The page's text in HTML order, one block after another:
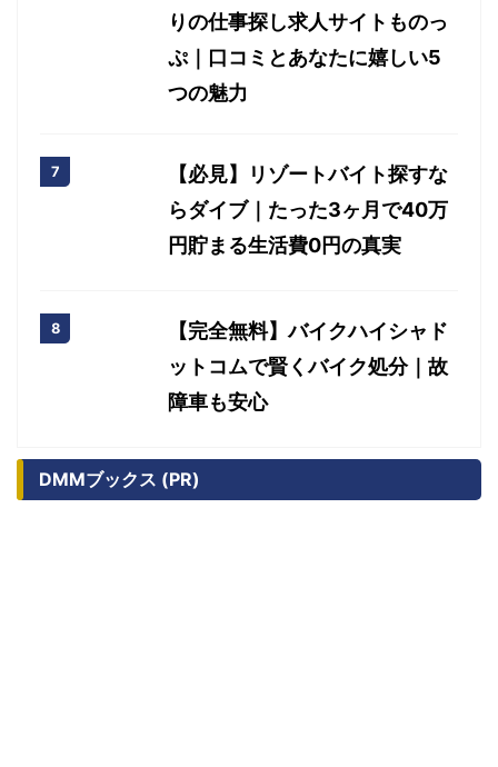
りの仕事探し求人サイトものっ
ぷ｜口コミとあなたに嬉しい5
つの魅力
【必見】リゾートバイト探すな
らダイブ｜たった3ヶ月で40万
円貯まる生活費0円の真実
【完全無料】バイクハイシャド
ットコムで賢くバイク処分｜故
障車も安心
DMMブックス (PR)